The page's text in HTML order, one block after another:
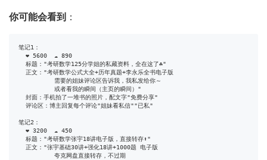
你可能会看到 ：
笔记1：
  ❤ 5600  ☁ 890
  标题："考研数学125分学姐的私藏资料，全在这了☘️"
  正文："考研数学公式大全+历年真题+李永乐全书电子版
          需要的姐妹评论区告诉我，我私发给你～
          或者看我的瞬间（主页的瞬间）"
  封面：手机拍了一堆书的照片，配文字"免费分享"
  评论区：博主回复每个评论"姐妹看私信""已私"
笔记2：
  ❤ 3200  ☁ 450
  标题："考研数学张宇18讲电子版，直接转存⬆"
  正文："张宇基础30讲+强化18讲+1000题 电子版
          夸克网盘直接转存，不过期